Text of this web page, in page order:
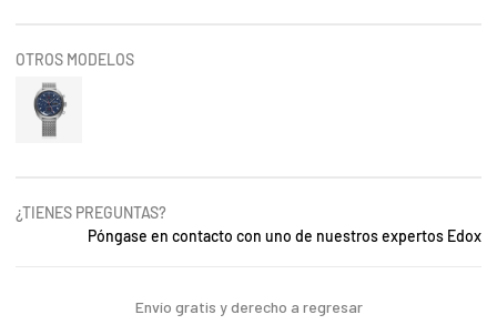
OTROS MODELOS
¿TIENES PREGUNTAS?
Póngase en contacto con uno de nuestros expertos Edox
Envío gratis y derecho a regresar